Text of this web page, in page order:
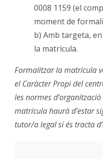
0008 1159 (el
moment de
b) Amb targeta,
la matrícula.
Formalitzar la matrícula
el Caràcter Propi del
les normes
matrícula haurà d’estar
tutor/a legal si és tracta